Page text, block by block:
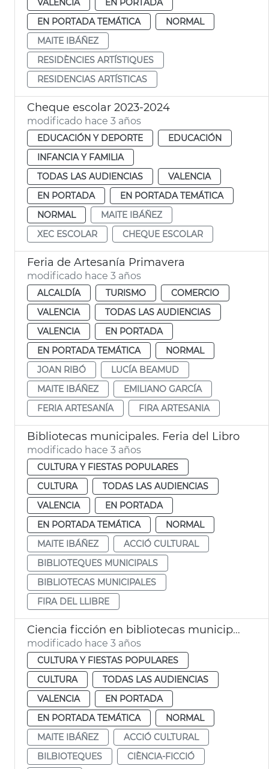
EN PORTADA TEMÁTICA
NORMAL
MAITE IBÁÑEZ
RESIDÈNCIES ARTÍSTIQUES
RESIDENCIAS ARTÍSTICAS
Cheque escolar 2023-2024
modificado hace 3 años
EDUCACIÓN Y DEPORTE
EDUCACIÓN
INFANCIA Y FAMILIA
TODAS LAS AUDIENCIAS
VALENCIA
EN PORTADA
EN PORTADA TEMÁTICA
NORMAL
MAITE IBÁÑEZ
XEC ESCOLAR
CHEQUE ESCOLAR
Feria de Artesanía Primavera
modificado hace 3 años
ALCALDÍA TURISMO
COMERCIO
VALENCIA
TODAS LAS AUDIENCIAS
VALENCIA
EN PORTADA
EN PORTADA TEMÁTICA
NORMAL
JOAN RIBÓ
LUCÍA BEAMUD
MAITE IBÁÑEZ
EMILIANO GARCÍA
FERIA ARTESANÍA
FIRA ARTESANIA
Bibliotecas municipales. Feria del Libro
modificado hace 3 años
CULTURA Y FIESTAS POPULARES
CULTURA
TODAS LAS AUDIENCIAS
VALENCIA
EN PORTADA
EN PORTADA TEMÁTICA
NORMAL
MAITE IBÁÑEZ
ACCIÓ CULTURAL
BIBLIOTEQUES MUNICIPALS
BIBLIOTECAS MUNICIPALES
FIRA DEL LLIBRE
Ciencia ficción en bibliotecas municipales
modificado hace 3 años
CULTURA Y FIESTAS POPULARES
CULTURA
TODAS LAS AUDIENCIAS
VALENCIA
EN PORTADA
EN PORTADA TEMÁTICA
NORMAL
MAITE IBÁÑEZ
ACCIÓ CULTURAL
BILBIOTEQUES
CIÈNCIA-FICCIÓ